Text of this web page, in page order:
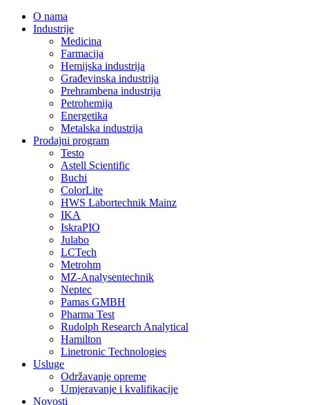
O nama
Industrije
Medicina
Farmacija
Hemijska industrija
Građevinska industrija
Prehrambena industrija
Petrohemija
Energetika
Metalska industrija
Prodajni program
Testo
Astell Scientific
Buchi
ColorLite
HWS Labortechnik Mainz
IKA
IskraPIO
Julabo
LCTech
Metrohm
MZ-Analysentechnik
Neptec
Pamas GMBH
Pharma Test
Rudolph Research Analytical
Hamilton
Linetronic Technologies
Usluge
Održavanje opreme
Umjeravanje i kvalifikacije
Novosti